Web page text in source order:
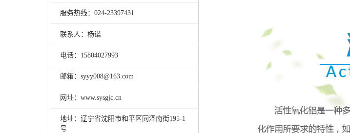
服务热线：024-23397431
联系人：杨诺
电话：15804027993
邮箱：syyy008@163.com
网址：www.sysgjc.cn
地址：辽宁省沈阳市和平区同泽南街195-1
号